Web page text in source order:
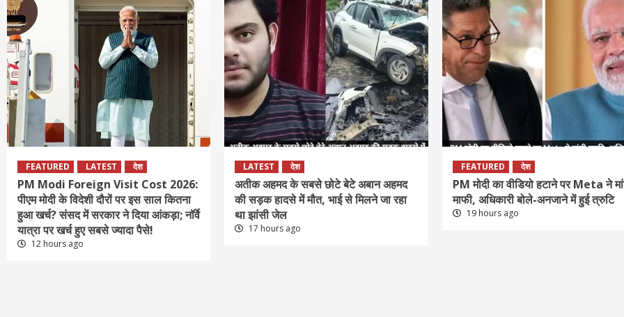
FEATURED LATEST देश
PM Modi Foreign Visit Cost 2026:
पीएम मोदी के विदेशी दौरों पर इस साल कितना
हुआ खर्च? संसद में सरकार ने दिया आंकड़ा; नॉर्वे
यात्रा पर खर्च हुए सबसे ज्यादा पैसे!
12 hours ago
LATEST देश
अतीक अहमद के सबसे छोटे बेटे अबान अहमद
की सड़क हादसे में मौत, भाई से मिलने जा रहा
था झांसी जेल
17 hours ago
FEATURED देश
PM मोदी का वीडियो हटाने पर Meta ने
माफी, अधिकारी बोले-अनजाने में हुई त्रुटि
19 hours ago